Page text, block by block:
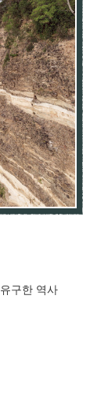
구한 역사